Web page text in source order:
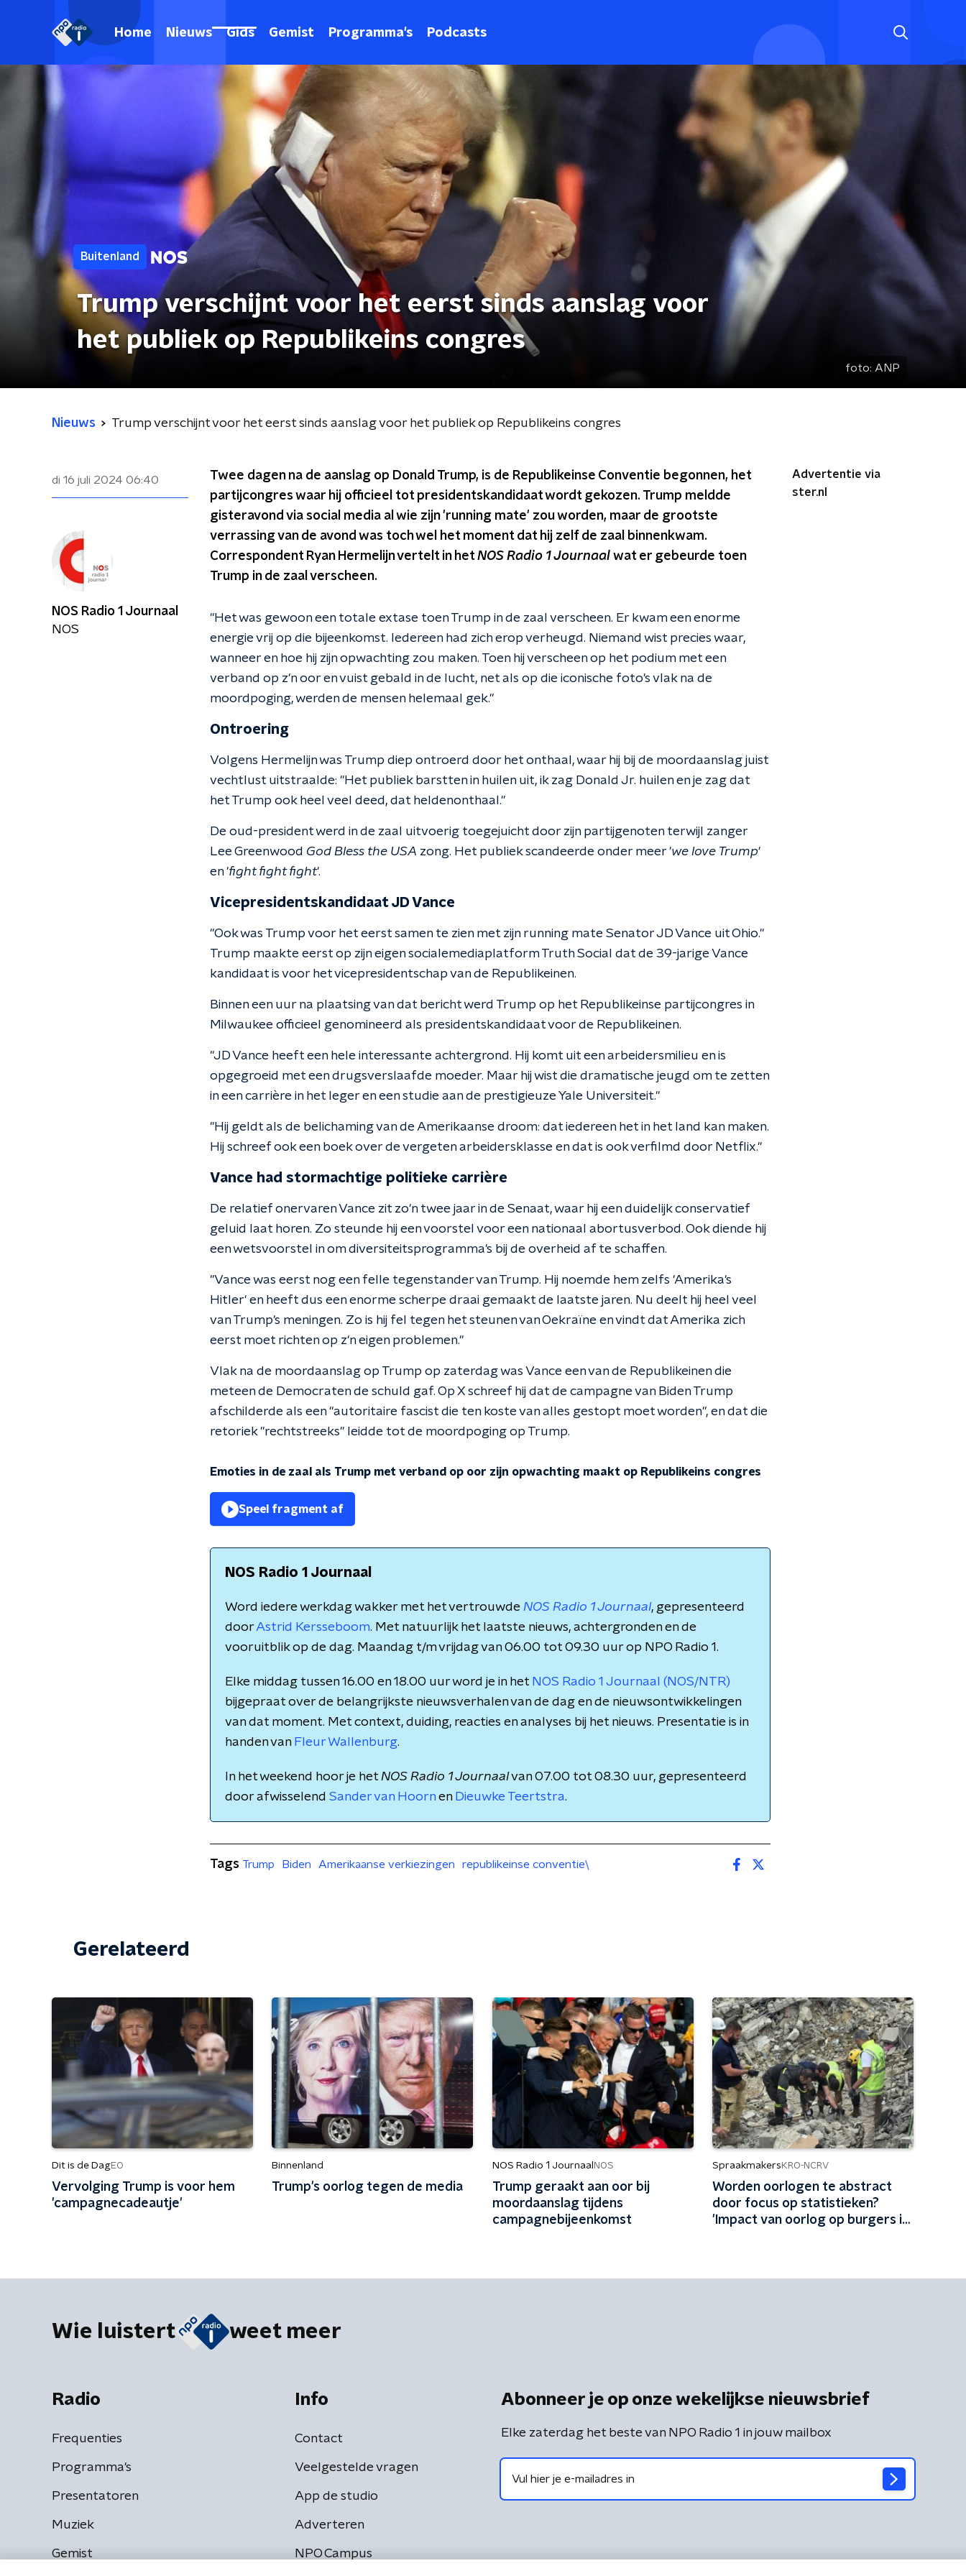
Home Nieuws Gids Gemist Programma's Podcasts
Buitenland
Trump verschijnt voor het eerst sinds aanslag voor
het publiek op Republikeins congres
foto: ANP
Nieuws Trump verschijnt voor het eerst sinds aanslag voor het publiek op Republikeins congres
di 16 juli 2024 06:40
Twee dagen na de aanslag op Donald Trump, is de Republikeinse Conventie begonnen, het
partijcongres waar hij officieel tot presidentskandidaat wordt gekozen. Trump meldde
gisteravond via social media al wie zijn 'running mate' zou worden, maar de grootste
verrassing van de avond was toch wel het moment dat hij zelf de zaal binnenkwam.
Correspondent Ryan Hermelijn vertelt in hetNOS Radio 1 Journaal wat er gebeurde toen
Trump in de zaal verscheen.
"Het was gewoon een totale extase toen Trump in de zaal verscheen. Er kwam een enorme
energie vrij op die bijeenkomst. Iedereen had zich erop verheugd. Niemand wist precies waar,
wanneer en hoe hij zijn opwachting zou maken. Toen hij verscheen op het podium met een
verband op z'n oor en vuist gebald in de lucht, net als op die iconische foto's vlak na de
moordpoging, werden de mensen helemaal gek."
Ontroering
Volgens Hermelijn was Trump diep ontroerd door het onthaal, waar hij bij de moordaanslag juist
vechtlust uitstraalde: "Het publiek barstten in huilen uit, ik zag Donald Jr. huilen en je zag dat
het Trump ook heel veel deed, dat heldenonthaal."
De oud-president werd in de zaal uitvoerig toegejuicht door zijn partijgenoten terwijl zanger
Lee Greenwood God Bless the USA zong. Het publiek scandeerde onder meer 'we love Trump'
en 'fight fight fight'.
Vicepresidentskandidaat JD Vance
"Ook was Trump voor het eerst samen te zien met zijn running mate Senator JD Vance uit Ohio."
Trump maakte eerst op zijn eigen socialemediaplatform Truth Social dat de 39-jarige Vance
kandidaat is voor het vicepresidentschap van de Republikeinen.
Binnen een uur na plaatsing van dat bericht werd Trump op het Republikeinse partijcongres in
Milwaukee officieel genomineerd als presidentskandidaat voor de Republikeinen.
"JD Vance heeft een hele interessante achtergrond. Hij komt uit een arbeidersmilieu en is
opgegroeid met een drugsverslaafde moeder. Maar hij wist die dramatische jeugd om te zetten
in een carrière in het leger en een studie aan de prestigieuze Yale Universiteit."
"Hij geldt als de belichaming van de Amerikaanse droom: dat iedereen het in het land kan maken.
Hij schreef ook een boek over de vergeten arbeidersklasse en dat is ook verfilmd door Netflix."
Vance had stormachtige politieke carrière
De relatief onervaren Vance zit zo'n twee jaar in de Senaat, waar hij een duidelijk conservatief
geluid laat horen. Zo steunde hij een voorstel voor een nationaal abortusverbod. Ook diende hij
een wetsvoorstel in om diversiteitsprogramma's bij de overheid af te schaffen.
"Vance was eerst nog een felle tegenstander van Trump. Hij noemde hem zelfs 'Amerika's
Hitler' en heeft dus een enorme scherpe draai gemaakt de laatste jaren. Nu deelt hij heel veel
van Trump's meningen. Zo is hij fel tegen het steunen van Oekraïne en vindt dat Amerika zich
eerst moet richten op z'n eigen problemen."
Vlak na de moordaanslag op Trump op zaterdag was Vance een van de Republikeinen die
meteen de Democraten de schuld gaf. Op X schreef hij dat de campagne van Biden Trump
afschilderde als een "autoritaire fascist die ten koste van alles gestopt moet worden", en dat die
retoriek "rechtstreeks" leidde tot de moordpoging op Trump.
Emoties in de zaal als Trump met verband op oor zijn opwachting maakt op Republikeins congres
Speel fragment af
NOS Radio 1 Journaal
Word iedere werkdag wakker met het vertrouwde NOS Radio 1 Journaal, gepresenteerd
doorAstrid Kersseboom. Met natuurlijk het laatste nieuws, achtergronden en de
vooruitblik op de dag. Maandag t/m vrijdag van 06.00 tot 09.30 uur op NPO Radio 1.
Elke middag tussen 16.00 en 18.00 uur word je in het NOS Radio 1 Journaal (NOS/NTR)
bijgepraat over de belangrijkste nieuwsverhalen van de dag en de nieuwsontwikkelingen
van dat moment. Met context, duiding, reacties en analyses bij het nieuws. Presentatie is in
handen van Fleur Wallenburg.
In het weekend hoor je het NOS Radio 1 Journaalvan 07.00 tot 08.30 uur, gepresenteerd
door afwisselend Sander van Hoorn en Dieuwke Teertstra.
Advertentie via
ster.nl
NOS Radio 1 Journaal
NOS
Tags Trump Biden Amerikaanse verkiezingen republikeinse conventie\
Gerelateerd
Dit is de DagEO
Vervolging Trump is voor hem
'campagnecadeautje'
Binnenland
Trump's oorlog tegen de media
NOS Radio 1 Journaal NOS
Trump geraakt aan oor bij
moordaanslag tijdens
campagnebijeenkomst
Spraakmakers KRO-NCRV
Worden oorlogen te abstract
door focus op statistieken?
'Impact van oorlog op burgers is
Wie luistert weet meer
Radio
Frequenties
Programma's
Presentatoren
Muziek
Gemist
Info
Contact
Veelgestelde vragen
App de studio
Adverteren
NPO Campus
Abonneer je op onze wekelijkse nieuwsbrief
Elke zaterdag het beste van NPO Radio 1 in jouw mailbox